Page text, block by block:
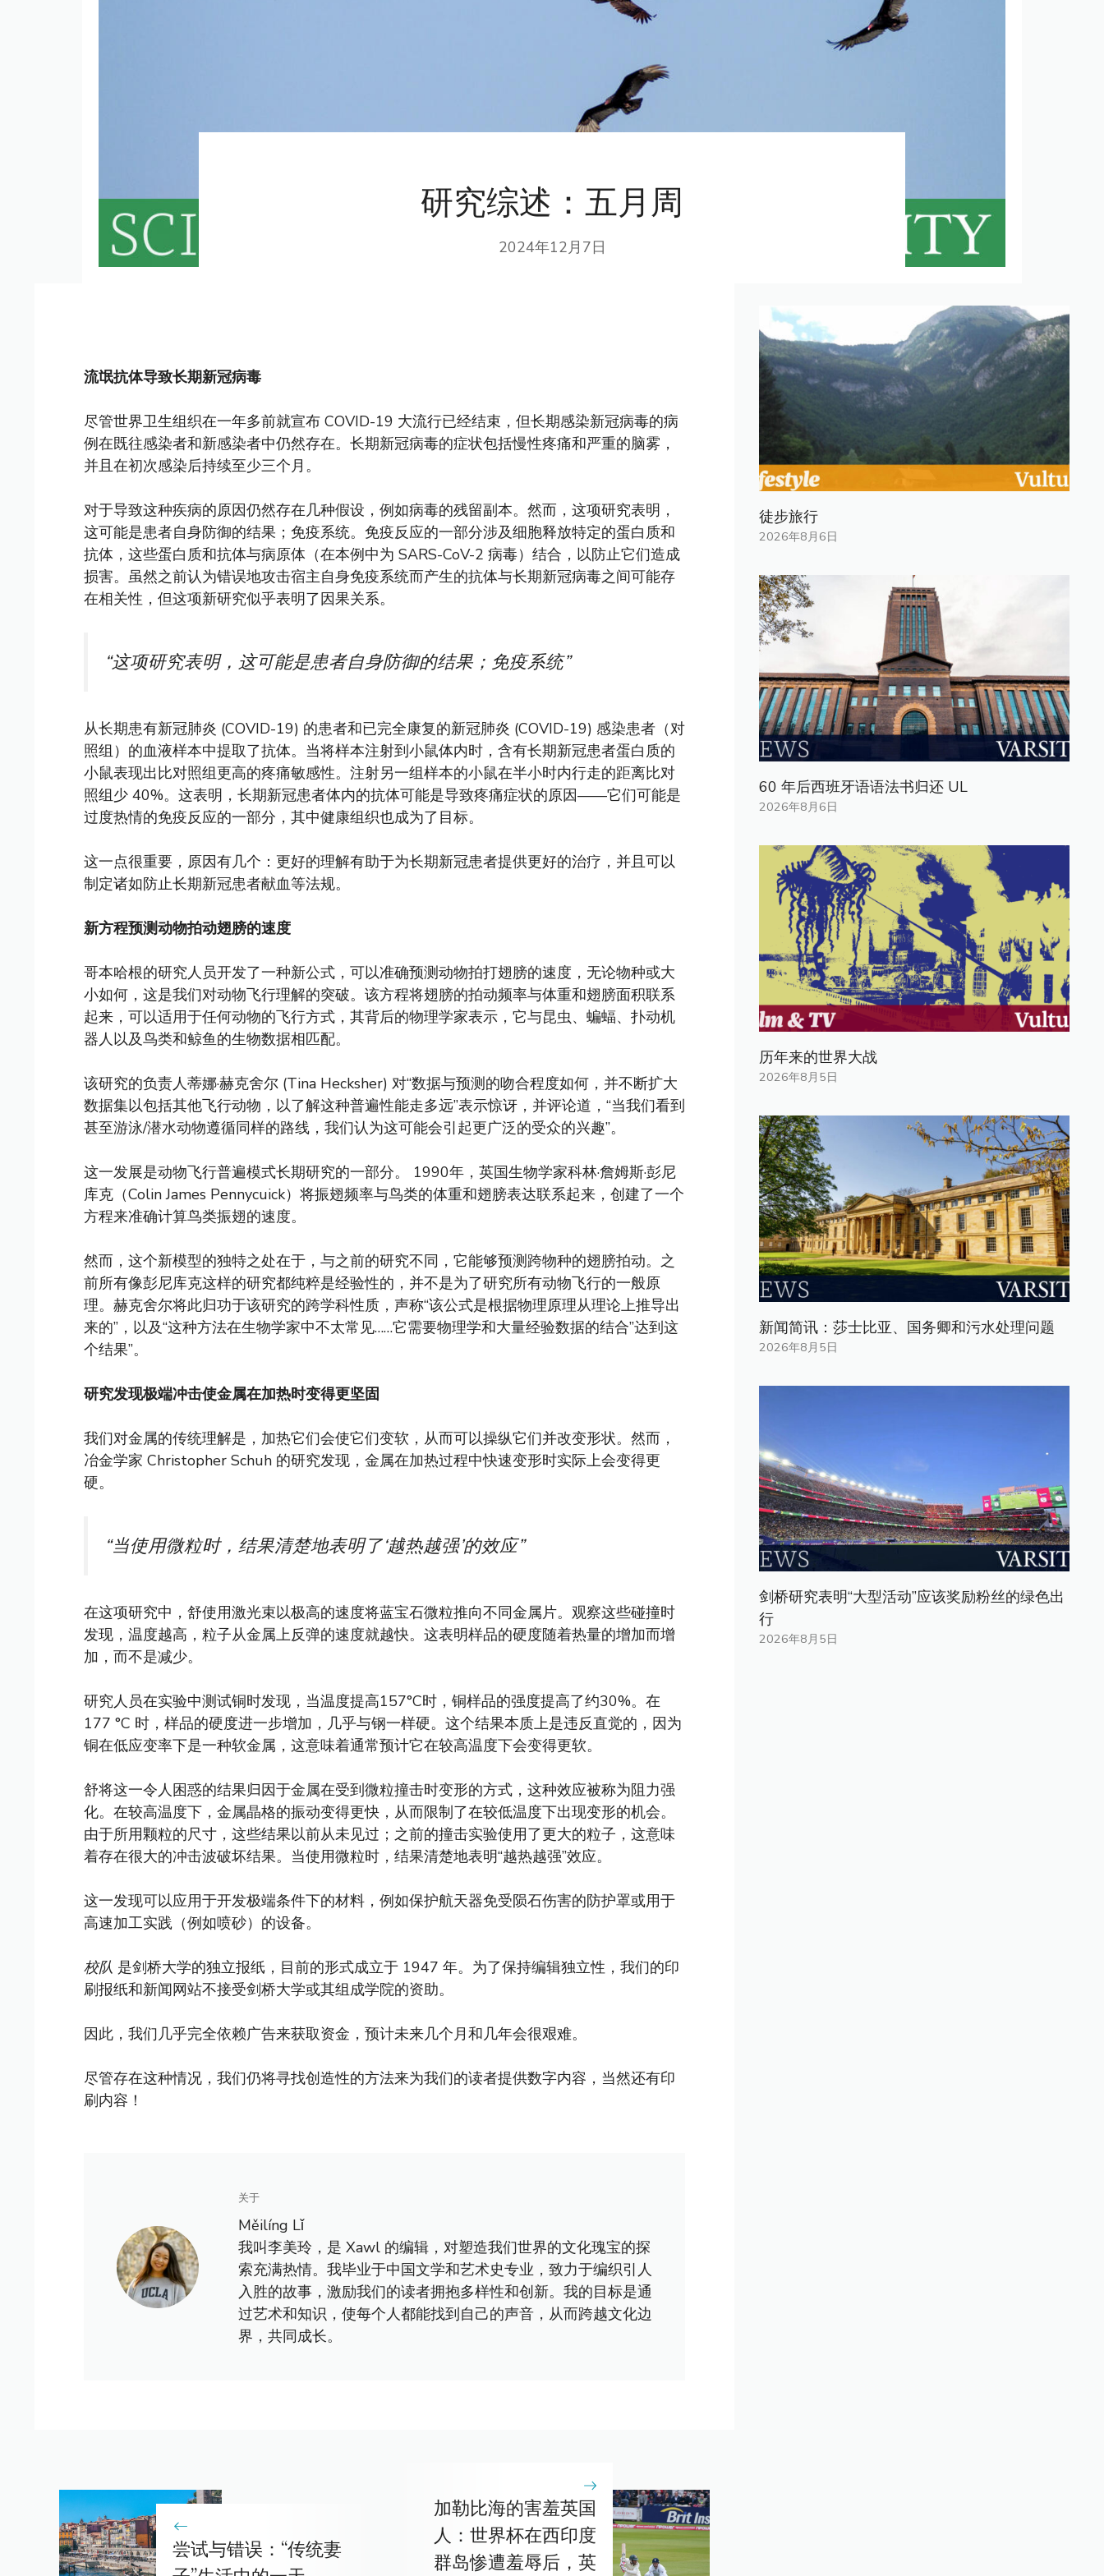
研究综述：五月周
2024年12月7日
流氓抗体导致长期新冠病毒
尽管世界卫生组织在一年多前就宣布 COVID-19 大流行已经结束，但长期感染新冠病毒的病
例在既往感染者和新感染者中仍然存在。长期新冠病毒的症状包括慢性疼痛和严重的脑雾，
并且在初次感染后持续至少三个月。
对于导致这种疾病的原因仍然存在几种假设，例如病毒的残留副本。然而，这项研究表明，
这可能是患者自身防御的结果；免疫系统。免疫反应的一部分涉及细胞释放特定的蛋白质和
抗体，这些蛋白质和抗体与病原体（在本例中为 SARS-CoV-2 病毒）结合，以防止它们造成
损害。虽然之前认为错误地攻击宿主自身免疫系统而产生的抗体与长期新冠病毒之间可能存
在相关性，但这项新研究似乎表明了因果关系。
“这项研究表明，这可能是患者自身防御的结果；免疫系统”
从长期患有新冠肺炎 (COVID-19) 的患者和已完全康复的新冠肺炎 (COVID-19) 感染患者（对
照组）的血液样本中提取了抗体。当将样本注射到小鼠体内时，含有长期新冠患者蛋白质的
小鼠表现出比对照组更高的疼痛敏感性。注射另一组样本的小鼠在半小时内行走的距离比对
照组少 40%。这表明，长期新冠患者体内的抗体可能是导致疼痛症状的原因——它们可能是
过度热情的免疫反应的一部分，其中健康组织也成为了目标。
这一点很重要，原因有几个：更好的理解有助于为长期新冠患者提供更好的治疗，并且可以
制定诸如防止长期新冠患者献血等法规。
新方程预测动物拍动翅膀的速度
哥本哈根的研究人员开发了一种新公式，可以准确预测动物拍打翅膀的速度，无论物种或大
小如何，这是我们对动物飞行理解的突破。该方程将翅膀的拍动频率与体重和翅膀面积联系
起来，可以适用于任何动物的飞行方式，其背后的物理学家表示，它与昆虫、蝙蝠、扑动机
器人以及鸟类和鲸鱼的生物数据相匹配。
该研究的负责人蒂娜·赫克舍尔 (Tina Hecksher) 对“数据与预测的吻合程度如何，并不断扩大
数据集以包括其他飞行动物，以了解这种普遍性能走多远”表示惊讶，并评论道，“当我们看到
甚至游泳/潜水动物遵循同样的路线，我们认为这可能会引起更广泛的受众的兴趣”。
这一发展是动物飞行普遍模式长期研究的一部分。 1990年，英国生物学家科林·詹姆斯·彭尼
库克（Colin James Pennycuick）将振翅频率与鸟类的体重和翅膀表达联系起来，创建了一个
方程来准确计算鸟类振翅的速度。
然而，这个新模型的独特之处在于，与之前的研究不同，它能够预测跨物种的翅膀拍动。之
前所有像彭尼库克这样的研究都纯粹是经验性的，并不是为了研究所有动物飞行的一般原
理。赫克舍尔将此归功于该研究的跨学科性质，声称“该公式是根据物理原理从理论上推导出
来的”，以及“这种方法在生物学家中不太常见……它需要物理学和大量经验数据的结合”达到这
个结果”。
研究发现极端冲击使金属在加热时变得更坚固
我们对金属的传统理解是，加热它们会使它们变软，从而可以操纵它们并改变形状。然而，
冶金学家 Christopher Schuh 的研究发现，金属在加热过程中快速变形时实际上会变得更
硬。
“当使用微粒时，结果清楚地表明了‘越热越强’的效应”
在这项研究中，舒使用激光束以极高的速度将蓝宝石微粒推向不同金属片。观察这些碰撞时
发现，温度越高，粒子从金属上反弹的速度就越快。这表明样品的硬度随着热量的增加而增
加，而不是减少。
研究人员在实验中测试铜时发现，当温度提高157°C时，铜样品的强度提高了约30%。在
177 °C 时，样品的硬度进一步增加，几乎与钢一样硬。这个结果本质上是违反直觉的，因为
铜在低应变率下是一种软金属，这意味着通常预计它在较高温度下会变得更软。
舒将这一令人困惑的结果归因于金属在受到微粒撞击时变形的方式，这种效应被称为阻力强
化。在较高温度下，金属晶格的振动变得更快，从而限制了在较低温度下出现变形的机会。
由于所用颗粒的尺寸，这些结果以前从未见过；之前的撞击实验使用了更大的粒子，这意味
着存在很大的冲击波破坏结果。当使用微粒时，结果清楚地表明“越热越强”效应。
这一发现可以应用于开发极端条件下的材料，例如保护航天器免受陨石伤害的防护罩或用于
高速加工实践（例如喷砂）的设备。
校队 是剑桥大学的独立报纸，目前的形式成立于 1947 年。为了保持编辑独立性，我们的印
刷报纸和新闻网站不接受剑桥大学或其组成学院的资助。
因此，我们几乎完全依赖广告来获取资金，预计未来几个月和几年会很艰难。
尽管存在这种情况，我们仍将寻找创造性的方法来为我们的读者提供数字内容，当然还有印
刷内容！
关于
Měilíng Lǐ
我叫李美玲，是 Xawl 的编辑，对塑造我们世界的文化瑰宝的探
索充满热情。我毕业于中国文学和艺术史专业，致力于编织引人
入胜的故事，激励我们的读者拥抱多样性和创新。我的目标是通
过艺术和知识，使每个人都能找到自己的声音，从而跨越文化边
界，共同成长。
尝试与错误：“传统妻
加勒比海的害羞英国
人：世界杯在西印度
群岛惨遭羞辱后，英
徒步旅行
2026年8月6日
60 年后西班牙语语法书归还 UL
2026年8月6日
历年来的世界大战
2026年8月5日
新闻简讯：莎士比亚、国务卿和污水处理问题
2026年8月5日
剑桥研究表明“大型活动”应该奖励粉丝的绿色出
行
2026年8月5日